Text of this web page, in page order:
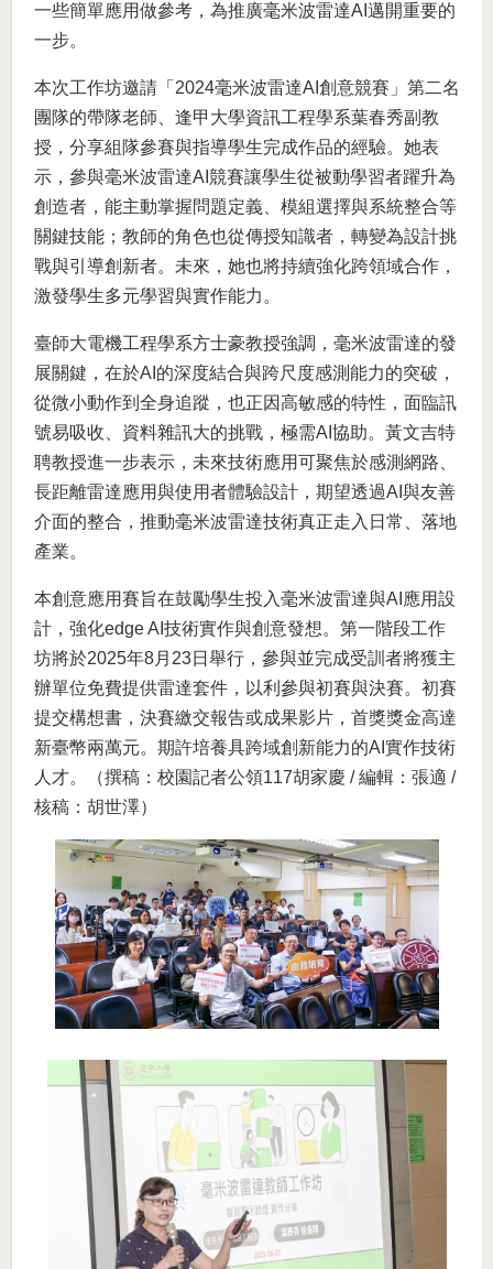
一些簡單應用做參考，為推廣毫米波雷達AI邁開重要的
一步。
本次工作坊邀請「2024毫米波雷達AI創意競賽」第二名
團隊的帶隊老師、逢甲大學資訊工程學系葉春秀副教
授，分享組隊參賽與指導學生完成作品的經驗。她表
示，參與毫米波雷達AI競賽讓學生從被動學習者躍升為
創造者，能主動掌握問題定義、模組選擇與系統整合等
關鍵技能；教師的角色也從傳授知識者，轉變為設計挑
戰與引導創新者。未來，她也將持續強化跨領域合作，
激發學生多元學習與實作能力。
臺師大電機工程學系方士豪教授強調，毫米波雷達的發
展關鍵，在於AI的深度結合與跨尺度感測能力的突破，
從微小動作到全身追蹤，也正因高敏感的特性，面臨訊
號易吸收、資料雜訊大的挑戰，極需AI協助。黃文吉特
聘教授進一步表示，未來技術應用可聚焦於感測網路、
長距離雷達應用與使用者體驗設計，期望透過AI與友善
介面的整合，推動毫米波雷達技術真正走入日常、落地
產業。
本創意應用賽旨在鼓勵學生投入毫米波雷達與AI應用設
計，強化edge AI技術實作與創意發想。第一階段工作
坊將於2025年8月23日舉行，參與並完成受訓者將獲主
辦單位免費提供雷達套件，以利參與初賽與決賽。初賽
提交構想書，決賽繳交報告或成果影片，首獎獎金高達
新臺幣兩萬元。期許培養具跨域創新能力的AI實作技術
人才。（撰稿：校園記者公領117胡家慶 / 編輯：張適 /
核稿：胡世澤）